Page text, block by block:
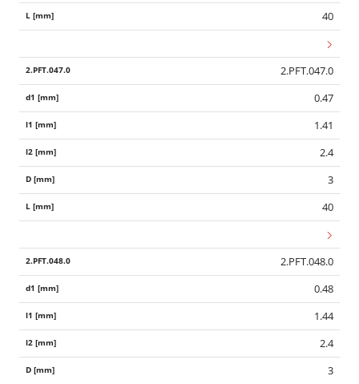
40
2.PFT.047.0
0.47
1.41
2.4
3
40
2.PFT.048.0
0.48
1.44
2.4
3